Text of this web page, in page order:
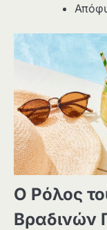
Ο Ρόλος
Βραδινών